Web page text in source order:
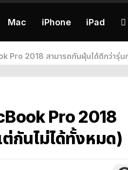
Mac iPhone iPad
Pro 2018 สามารถกันฝุ่นได้ดีกว่ารุ่
Pro 2018
กันไม่ได้ทั้งหมด)